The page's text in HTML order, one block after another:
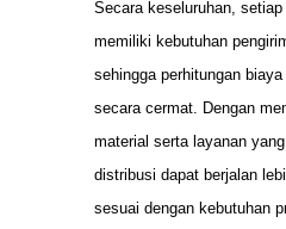
Secara keseluruhan,
memiliki kebutuhan
sehingga perhitungan
secara cermat. Dengan
material serta layanan
distribusi dapat berjalan
sesuai dengan kebutuhan